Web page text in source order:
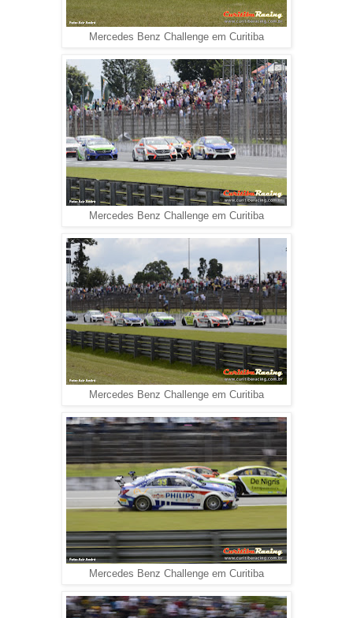
Mercedes Benz Challenge em Curitiba
Mercedes Benz Challenge em Curitiba
Mercedes Benz Challenge em Curitiba
Mercedes Benz Challenge em Curitiba